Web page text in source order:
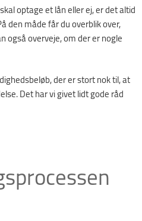
optage et lån eller ej, er det altid
den måde får du overblik over,
også overveje, om der er nogle
der er stort nok til, at
Det har vi givet lidt gode råd